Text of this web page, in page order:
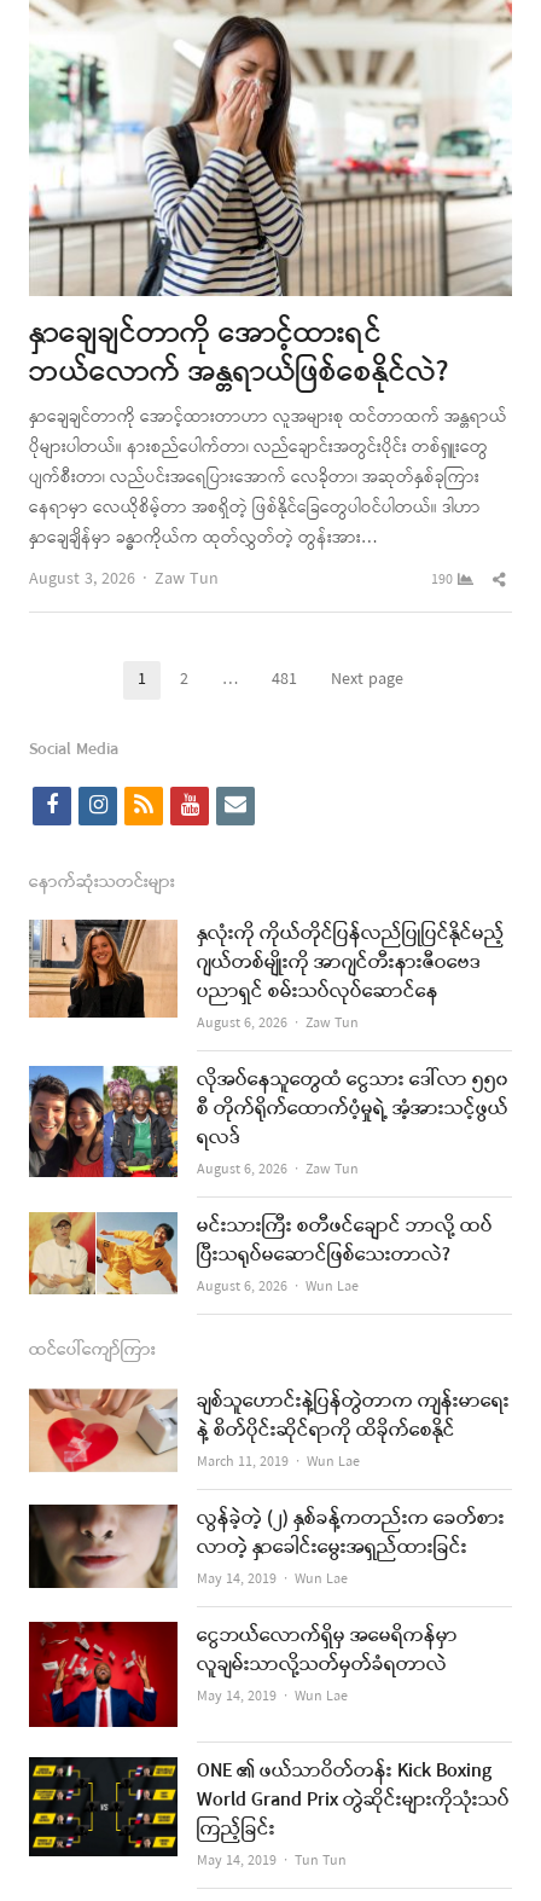
နှာချေချင်တာကို အောင့်ထားရင်
ဘယ်လောက် အန္တရာယ်ဖြစ်စေနိုင်လဲ?
နှာချေချင်တာကို အောင့်ထားတာဟာ လူအများစု ထင်တာထက် အန္တရာယ်
ပိုများပါတယ်။ နားစည်ပေါက်တာ၊ လည်ချောင်းအတွင်းပိုင်း တစ်ရှူးတွေ
ပျက်စီးတာ၊ လည်ပင်းအရေပြားအောက် လေခိုတာ၊ အဆုတ်နှစ်ခုကြား
နေရာမှာ လေယိုစိမ့်တာ အစရှိတဲ့ ဖြစ်နိုင်ခြေတွေပါဝင်ပါတယ်။ ဒါဟာ
နှာချေချိန်မှာ ခန္ဓာကိုယ်က ထုတ်လွှတ်တဲ့ တွန်းအား…
August 3, 2026
Author
Zaw Tun 190
Page
1 Page
2 … Page
481 Next page
Social Media
f
c
e
b
o
k
i
s
t
a
g
a
m
r
s
y
t
u
b
e
e
i
l
နောက်ဆုံးသတင်းများ
နှလုံးကို ကိုယ်တိုင်ပြန်လည်ပြုပြင်နိုင်မည့်
ဂျယ်တစ်မျိုးကို အာဂျင်တီးနားဇီဝဗေဒ
ပညာရှင် စမ်းသပ်လုပ်ဆောင်နေ
August 6, 2026 Author
Zaw Tun
လိုအပ်နေသူတွေထံ ငွေသား ဒေါ်လာ ၅၅၀
စီ တိုက်ရိုက်ထောက်ပံ့မှုရဲ့ အံ့အားသင့်ဖွယ်
ရလဒ်
August 6, 2026 Author
Zaw Tun
မင်းသားကြီး စတီဖင်ချောင် ဘာလို့ ထပ်
ပြီးသရုပ်မဆောင်ဖြစ်သေးတာလဲ?
August 6, 2026 Author
Wun Lae
ထင်ပေါ်ကျော်ကြား
ချစ်သူဟောင်းနဲ့ပြန်တွဲတာက ကျန်းမာရေး
နဲ့ စိတ်ပိုင်းဆိုင်ရာကို ထိခိုက်စေနိုင်
March 11, 2019 Author
Wun Lae
လွန်ခဲ့တဲ့ (၂) နှစ်ခန့်ကတည်းက ခေတ်စား
လာတဲ့ နှာခေါင်းမွေးအရှည်ထားခြင်း
May 14, 2019 Author
Wun Lae
ငွေဘယ်လောက်ရှိမှ အမေရိကန်မှာ
လူချမ်းသာလို့သတ်မှတ်ခံရတာလဲ
May 14, 2019 Author
Wun Lae
ONE ၏ ဖယ်သာဝိတ်တန်း Kick Boxing
World Grand Prix တွဲဆိုင်းများကိုသုံးသပ်
ကြည့်ခြင်း
May 14, 2019 Author
Tun Tun